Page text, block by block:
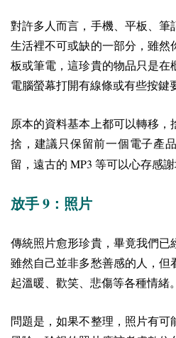
對許多人而言，手機、平板、筆
生活裡不可或缺的一部分，雖然
板或筆電，這珍貴的物品只是在
電腦螢幕打開有線條或有些按鍵
原本的資料基本上都可以轉移，
捨，建議只保留前一個電子產
留，遠古的 MP3 等可以心存感謝
放手 9 ：照片
傳統照片愈形珍貴，畢竟我們已
雖然自己並非多愁善感的人，但
起溫暖、歡笑、悲傷等各種情緒。
問題是，如果不整理，照片有